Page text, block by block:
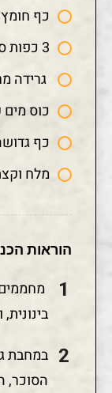
כף חומץ
3 כפות סויה
גרידה
כוס מים
כף
מלח
הוראות
במחבת
הסוכר,